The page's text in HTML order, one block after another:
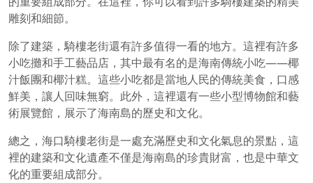
雕刻和細節。
除了建築，騎樓老街還有許多值得一看的地方。這裡有許多
小吃攤和手工藝品店，其中最有名的是海南傳統小吃——椰
汁飯團和椰汁糕。這些小吃都是當地人民的傳統美食，口感
鮮美，讓人回味無窮。此外，這裡還有一些小型博物館和藝
術展覽館，展示了海南島的歷史和文化。
總之，海口騎樓老街是一處充滿歷史和文化氣息的景點，這
裡的建築和文化遺產不僅是海南島的珍貴財富，也是中華文
化的重要組成部分。